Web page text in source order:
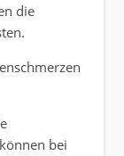
die
bei